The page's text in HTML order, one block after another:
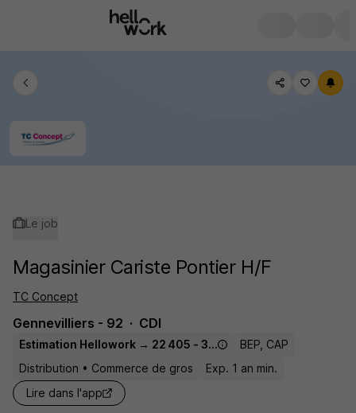
Le job
Magasinier Cariste Pontier H/F
TC Concept
Gennevilliers - 92 CDI
Estimation Hellowork → 22 405 - 30 000 € / an
BEP, CAP
Distribution • Commerce de gros
Exp. 1 an min.
Lire dans l'app